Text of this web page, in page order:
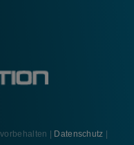
| Datenschutz |